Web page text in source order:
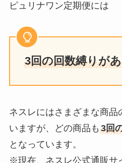
ピュリナワン定期便には
3回の回数縛りが
ネスレにはさまざまな商品
いますが、どの商品も 3回
となっています。
※現在、ネスレ公式通販サ